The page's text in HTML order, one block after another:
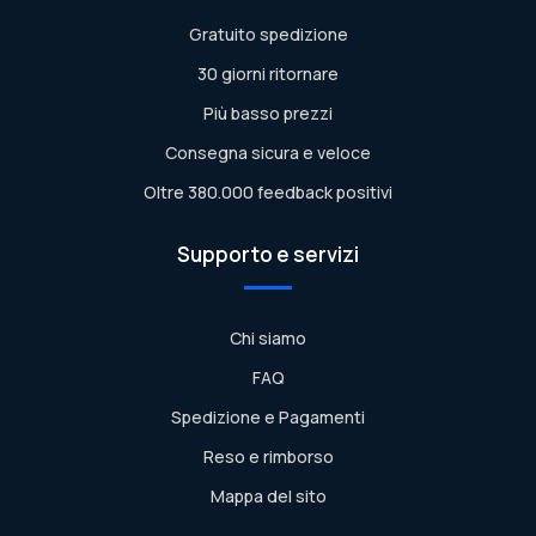
Gratuito spedizione
30 giorni ritornare
Più basso prezzi
Consegna sicura e veloce
Oltre 380.000 feedback positivi
Supporto e servizi
Chi siamo
FAQ
Spedizione e Pagamenti
Reso e rimborso
Mappa del sito